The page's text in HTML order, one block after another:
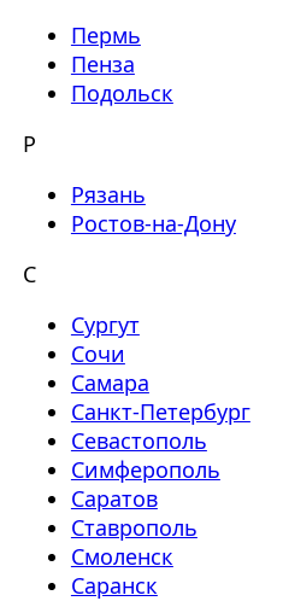
Пермь
Пенза
Подольск
Р
Рязань
Ростов-на-Дону
С
Сургут
Сочи
Самара
Санкт-Петербург
Севастополь
Симферополь
Саратов
Ставрополь
Смоленск
Саранск